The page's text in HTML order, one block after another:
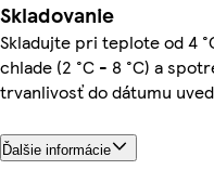
Skladovanie
Skladujte pri teplote od 4
chlade (2 °C - 8 °C) a
trvanlivosť do dátumu
Ďalšie informácie